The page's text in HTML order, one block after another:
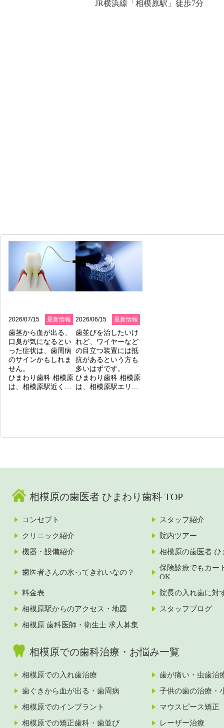
JR横浜線「相模原駅」徒歩7分
2026/07/15 最新情報
歯茎から血が出る、
口臭が気になるとい
った症状は、歯周病
のサインかもしれま
せん。
ひまわり歯科 相模原
は、相模原駅近くで
しまう怖い病気で
をもとに進行度に応
じた処置を行い、歯
グ指導で口内環境の
改善を目指します。
全身の健康にも影響
を与える病気だから
こそ、早めの対策が
肝心です。
お子様の健やかな成
当院をご活用くださ
2026/06/15 最新情報
歯並びを治したいけ
れど、ワイヤーなど
の目立つ装置には抵
抗があるという方も
多いはずです。
ひまわり歯科 相模原
は、相模原駅エリア
す。
り外すことができる
ため、普段通りの生
ていますので、お気
相模原の歯医者 ひまわり歯科 TOP
コンセプト
スタッフ紹介
クリニック紹介
院内ツアー
機器・設備紹介
相模原の歯医者 ひ
歯医者さんの水ってきれいなの？
保険診療でもカー
OK
料金表
院長の入れ歯に対
相模原駅からのアクセス・地図
スタッフブログ
相模原 歯科医師・衛生士 求人募集
相模原での歯科治療・お悩み一覧
相模原での入れ歯治療
歯が痛い・虫歯治
歯ぐきから血が出る・歯周病
子供の歯の治療・
相模原でのインプラント
マウスピース矯正
相模原での矯正歯科・歯並び
レーザー治療